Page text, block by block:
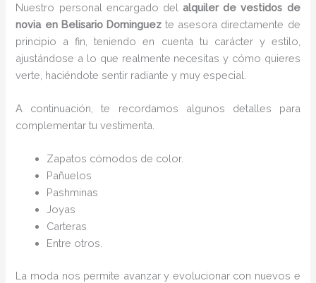
Nuestro personal encargado delalquiler de vestidos de
novia en Belisario Dominguezte asesora directamente de
principio a fin, teniendo en cuenta tu carácter y estilo,
ajustándose a lo que realmente necesitas y cómo quieres
verte, haciéndote sentir radiante y muy especial.
A continuación, te recordamos algunos detalles para
complementar tu vestimenta.
Zapatos cómodos de color.
Pañuelos
Pashminas
Joyas
Carteras
Entre otros.
La moda nos permite avanzar y evolucionar con nuevos e